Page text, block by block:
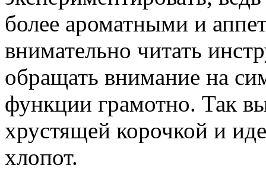
более ароматными и
внимательно читать
обращать внимание на
функции грамотно. Так
хрустящей корочкой и
хлопот.